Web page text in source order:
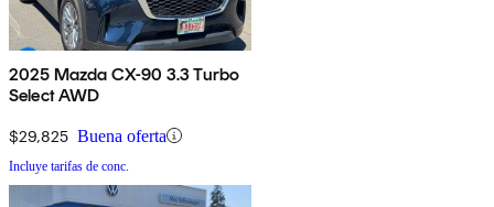
2025 Mazda CX-90 3.3 Turbo
Select AWD
$29,825 Buena oferta
Incluye tarifas de conc.